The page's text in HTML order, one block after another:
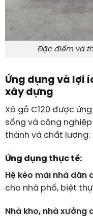
Đặc điểm và
Ứng dụng và lợi
xây dựng
Xà gồ C120 được
sống và công
thành và chất lượng:
Ứng dụng thực tế:
Hệ kèo mái nhà dân
cho nhà phố, biệt
Nhà kho, nhà xưởng